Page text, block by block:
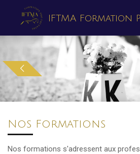
Passer
contenu
IFTMA Formation
Nos Formations
Nos formations s'adressent aux